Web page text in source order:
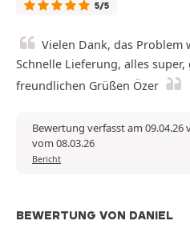
5/5
Vielen Dank, das Problem
Schnelle Lieferung, alles
freundlichen Grüßen Özer
Bewertung verfasst am 09.04.26
vom 08.03.26
Bericht
BEWERTUNG VON DANIEL